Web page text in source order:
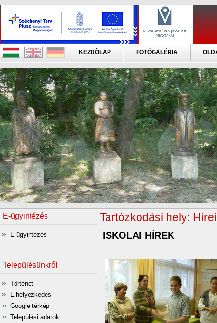
KEZDÕLAP FOTÓGALÉRIA
E-ügyintézés
E-ügyintézés
Településünkről
Történet
Elhelyezkedés
Google térkép
Települési adatok
Tartózkodási hely:
ISKOLAI HÍREK